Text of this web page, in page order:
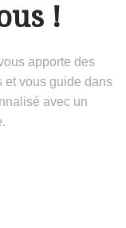
!
apporte des
et vous guide dans
avec un